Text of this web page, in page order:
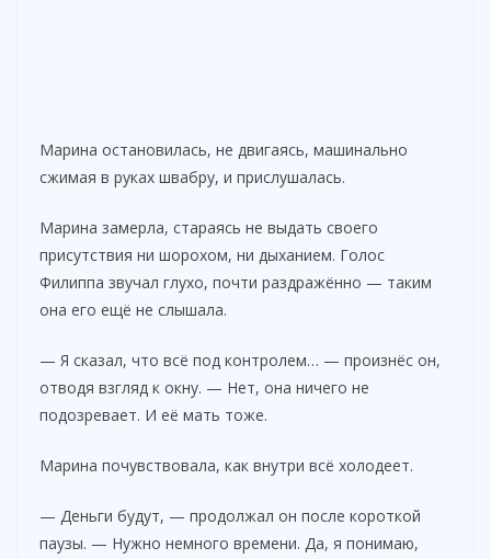
Марина остановилась, не двигаясь, машинально
сжимая в руках швабру, и прислушалась.
Марина замерла, стараясь не выдать своего
присутствия ни шорохом, ни дыханием. Голос
Филиппа звучал глухо, почти раздражённо — таким
она его ещё не слышала.
— Я сказал, что всё под контролем… — произнёс он,
отводя взгляд к окну. — Нет, она ничего не
подозревает. И её мать тоже.
Марина почувствовала, как внутри всё холодеет.
— Деньги будут, — продолжал он после короткой
паузы. — Нужно немного времени. Да, я понимаю,